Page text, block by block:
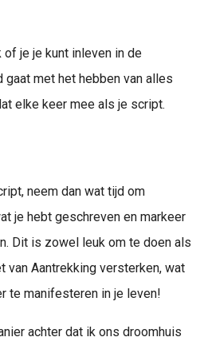
je je kunt inleven in de
gaat met het hebben van alles
elke keer mee als je script.
neem dan wat tijd om
je hebt geschreven en markeer
Dit is zowel leuk om te doen als
van Aantrekking versterken, wat
te manifesteren in je leven!
achter dat ik ons droomhuis